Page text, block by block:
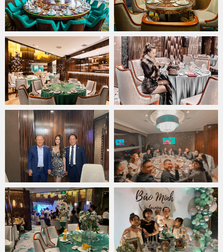
Lựa chọn hoàn hảo cho những bữa tiệc sang trọng
Không gian chung củaJade Moon trông thật hài hòa với những
tông màu xanh lục, đen và trắng. Bên cạnh không gian chung,
Jade Mooncòn có hệ thống phòng VIP cực đẳng cấp. Với ý tưởng
độc đáo từ những viên ngọc quý, nhà hàng sở hữu nhiều căn
phòng ăn VIP mang tên những viên ngọc khác nhau. Các viên ngọc
được đặt tên lần lượt là: Jade Room, Sapphire Room, Pearl Room,
Amber Room, Opal Room, Ruby Room.